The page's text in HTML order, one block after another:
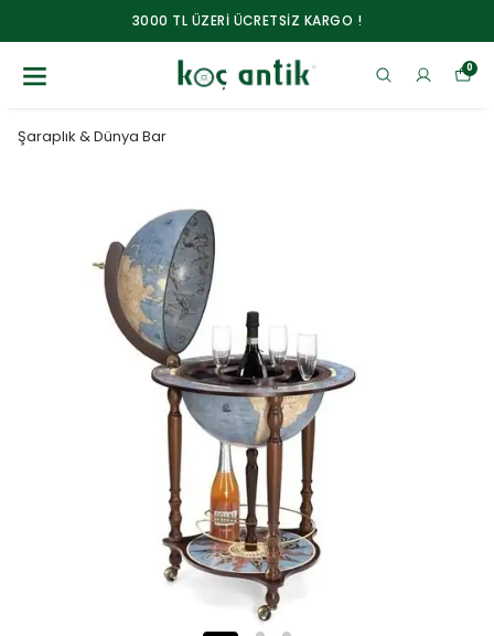
3000 TL ÜZERİ ÜCRETSİZ KARGO !
0
Şaraplık & Dünya Bar